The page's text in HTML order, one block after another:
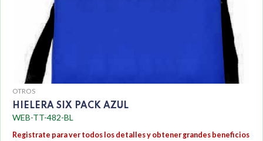
OTROS
HIELERA SIX PACK AZUL
WEB-TT-482-BL
Registrate para ver todos los detalles y obtener grandes beneficios